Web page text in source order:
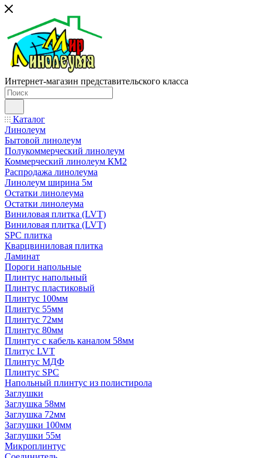
Интернет-магазин представительского класса
Каталог
Линолеум
Бытовой линолеум
Полукоммерческий линолеум
Коммерческий линолеум КМ2
Распродажа линолеума
Линолеум ширина 5м
Остатки линолеума
Остатки линолеума
Виниловая плитка (LVT)
Виниловая плитка (LVT)
SPC плитка
Кварцвиниловая плитка
Ламинат
Пороги напольные
Плинтус напольный
Плинтус пластиковый
Плинтус 100мм
Плинтус 55мм
Плинтус 72мм
Плинтус 80мм
Плинтус с кабель каналом 58мм
Плитус LVT
Плинтус МДФ
Плинтус SPC
Напольный плинтус из полистирола
Заглушки
Заглушка 58мм
Заглушка 72мм
Заглушки 100мм
Заглушки 55м
Микроплинтус